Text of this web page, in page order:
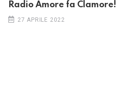
Radio Amore fa Clamore!
27 APRILE 2022